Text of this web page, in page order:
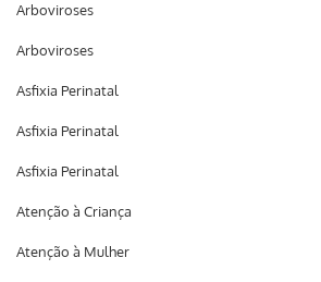
Arboviroses
Arboviroses
Asfixia Perinatal
Asfixia Perinatal
Asfixia Perinatal
Atenção à Criança
Atenção à Mulher